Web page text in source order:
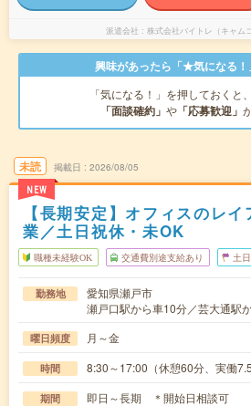
派遣会社 株式会社バイトレ（キャム
興味があったら「★気になる！
「気になる！」を押しておくと
「面談確約」 や 「応募歓迎」
未読
NEW
掲載日 2026/08/05
【長期安定】オフィスのレ
業／土日祝休・未OK
職種未経験OK 交通費別途支給あり 土
勤務地
愛知県瀬戸市
瀬戸口駅から車10分／芸大通駅
曜日頻度 月～金
時間 8:30～17:00（休憩60分、実働7.5
期間 即日～長期 ＊開始日相談可